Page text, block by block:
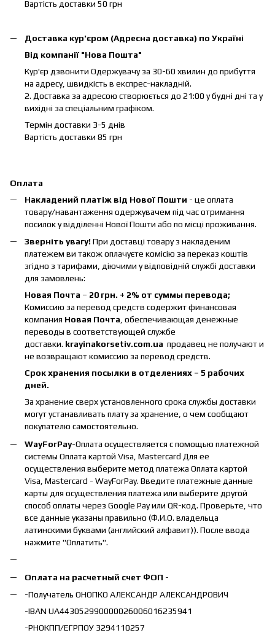
Вартість доставки 50 грн
Доставка кур'єром (Адресна доставка) по Україні
Від компанії "Нова Пошта"
Кур'єр дзвонити Одержувачу за 30-60 хвилин до прибуття
на адресу, швидкість в експрес-накладній.
2. Доставка за адресою створюється до 21:00 у будні дні та у
вихідні за спеціальним графіком.
Термін доставки 3-5 днів
Вартість доставки 85 грн
Оплата
Накладений платіж від Нової Пошти - це оплата
товару/навантаження одержувачем під час отримання
посилок у відділенні Нової Пошти або по місці проживання.
Зверніть увагу!При доставці товару з накладеним
платежем ви також оплачуєте комісію за переказ коштів
згідно з тарифами, діючими у відповідній службі доставки
для замовлень:
Новая Почта – 20 грн. + 2% от суммы перевода;
Комиссию за перевод средств содержит финансовая
компания Новая Почта, обеспечивающая денежные
переводы в соответствующей службе
доставки. krayinakorsetiv.com.ua продавец не получают и
не возвращают комиссию за перевод средств.
Срок хранения посылки в отделениях – 5 рабочих
дней.
За хранение сверх установленного срока службы доставки
могут устанавливать плату за хранение, о чем сообщают
покупателю самостоятельно.
WayForPay-Оплата осуществляется с помощью платежной
системы Оплата картой Visa, Mastercard Для ее
осуществления выберите метод платежа Оплата картой
Visa, Mastercard - WayForPay. Введите платежные данные
карты для осуществления платежа или выберите другой
способ оплаты через Google Pay или QR-код. Проверьте, что
все данные указаны правильно (Ф.И.О. владельца
латинскими буквами (английский алфавит)). После ввода
нажмите "Оплатить".
Оплата на расчетный счет ФОП -
-Получатель ОНОПКО АЛЕКСАНДР АЛЕКСАНДРОВИЧ
-IBAN UA443052990000026006016235941
-РНОКПП/ЕГРПОУ 3294110257